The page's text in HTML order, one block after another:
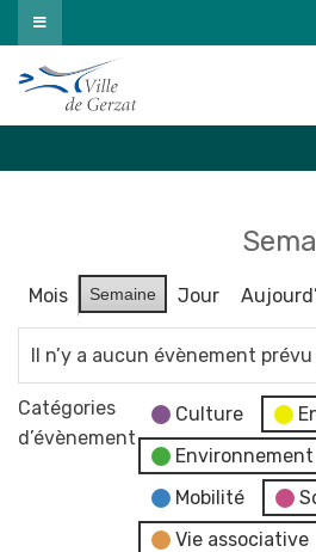
Passer
au
contenu
Mois Semaine Jour
Il n’y a aucun évènement
Catégories
d’évènement
Culture
Environnement
Mobilité
Vie associative